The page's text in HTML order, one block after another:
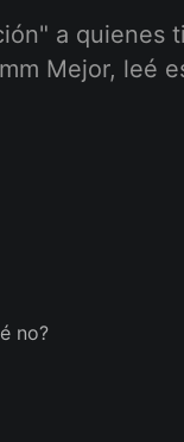
a quienes
Mejor, leé